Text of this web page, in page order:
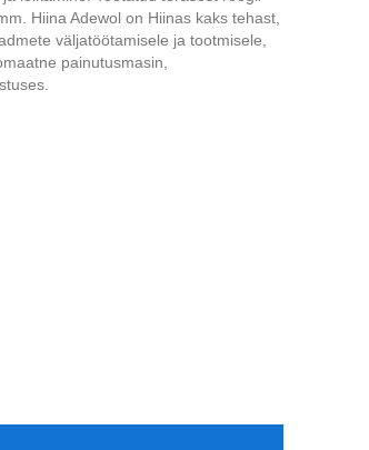
Hiina Adewol on Hiinas kaks tehast,
väljatöötamisele ja tootmisele,
painutusmasin,